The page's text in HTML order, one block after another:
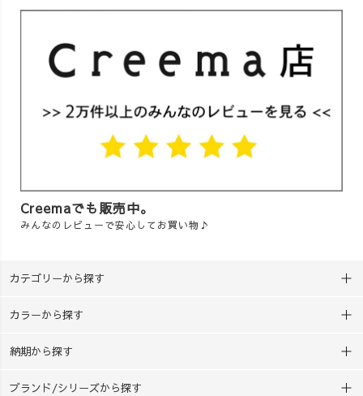
Creemaでも販売中。
みんなのレビューで安心してお買い物♪
カテゴリーから探す
カラーから探す
納期から探す
ブランド/シリーズから探す